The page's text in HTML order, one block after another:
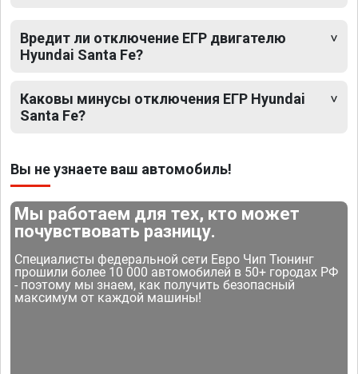
Вредит ли отключение ЕГР двигателю
Hyundai Santa Fe?
Каковы минусы отключения ЕГР Hyundai
Santa Fe?
Вы не узнаете ваш автомобиль!
Мы работаем для тех, кто может
почувствовать разницу.
Специалисты федеральной сети Евро Чип Тюнинг
прошили более 10 000 автомобилей в 50+ городах РФ
- поэтому мы знаем, как получить безопасный
максимум от каждой машины!